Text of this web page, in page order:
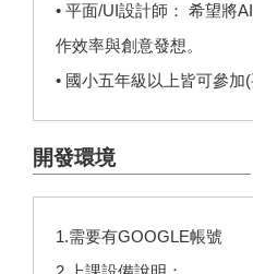
• 平面/UI設計師： 希望將
作效率與創意發想。
• 國小五年級以上皆可參加
開發環境
1.需要有GOOGLE帳號